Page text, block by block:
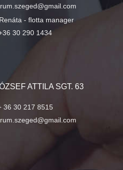
- flotta manager
30 290 1434
ATTILA SGT. 63
36 30 217 8515